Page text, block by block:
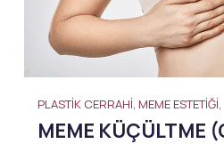
PLASTIK CERRAHI, MEME ESTETIĞI,
MEME KÜÇÜLTME